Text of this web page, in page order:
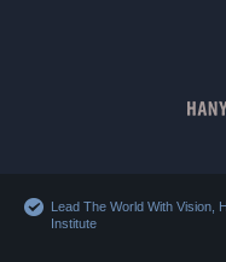
Lead The World With Vision,
Institute